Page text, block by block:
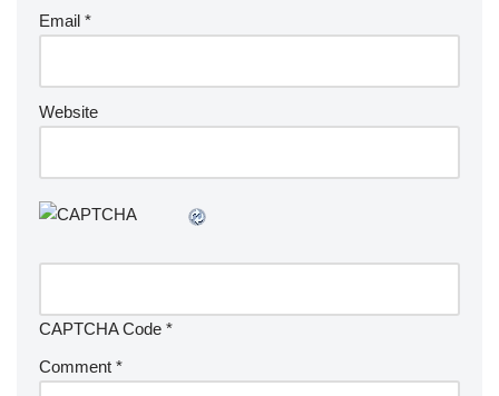
Email *
Website
CAPTCHA Code *
Comment *